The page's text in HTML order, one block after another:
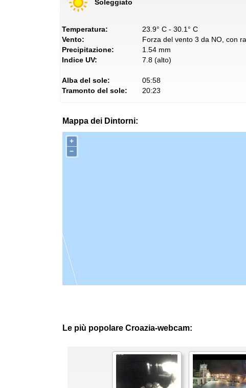
Soleggiato
Temperatura:
23.9° C - 30.1° C
Vento:
Forza del vento 3 da NO, con
Precipitazione:
1.54 mm
Indice UV:
7.8 (alto)
Alba del sole:
05:58
Tramonto del sole:
20:23
Mappa dei Dintorni:
+
−
Le più popolare Croazia-webcam: